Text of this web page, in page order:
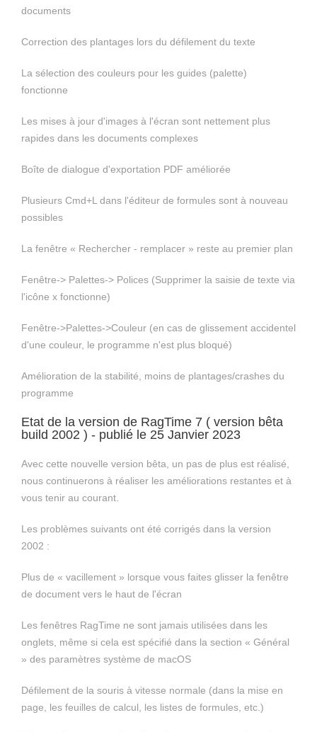
documents
Correction des plantages lors du défilement du texte
La sélection des couleurs pour les guides (palette)
fonctionne
Les mises à jour d'images à l'écran sont nettement plus
rapides dans les documents complexes
Boîte de dialogue d'exportation PDF améliorée
Plusieurs Cmd+L dans l'éditeur de formules sont à nouveau
possibles
La fenêtre « Rechercher - remplacer » reste au premier plan
Fenêtre-> Palettes-> Polices (Supprimer la saisie de texte via
l'icône x fonctionne)
Fenêtre->Palettes->Couleur (en cas de glissement accidentel
d'une couleur, le programme n'est plus bloqué)
Amélioration de la stabilité, moins de plantages/crashes du
programme
Etat de la version de RagTime 7 ( version bêta
build 2002 ) - publié le 25 Janvier 2023
Avec cette nouvelle version bêta, un pas de plus est réalisé,
nous continuerons à réaliser les améliorations restantes et à
vous tenir au courant.
Les problèmes suivants ont été corrigés dans la version
2002 :
Plus de « vacillement » lorsque vous faites glisser la fenêtre
de document vers le haut de l'écran
Les fenêtres RagTime ne sont jamais utilisées dans les
onglets, même si cela est spécifié dans la section « Général
» des paramètres système de macOS
Défilement de la souris à vitesse normale (dans la mise en
page, les feuilles de calcul, les listes de formules, etc.)